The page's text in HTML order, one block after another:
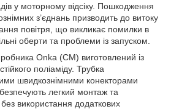
у моторному відсіку. Пошкодження
з’єднань призводить до витоку
повітря, що викликає помилки в
оберти та проблеми із запуском.
Onka (CM) виготовлений із
поліаміду. Трубка
швидкознімними конекторами
легкий монтаж та
використання додаткових